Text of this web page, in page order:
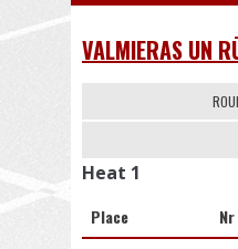
VALMIERAS UN
Heat 1
Place Nr